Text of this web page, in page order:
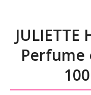
JULIETTE
Perfume